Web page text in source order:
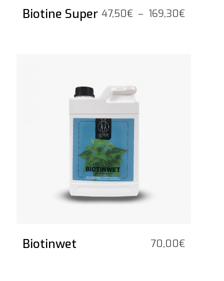
Biotine Super 47,50€ – 169,30€Plage
Biotinwet 70,00€